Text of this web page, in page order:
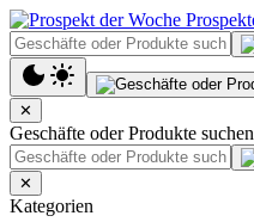
✕
Geschäfte oder Produkte suchen
✕
Kategorien